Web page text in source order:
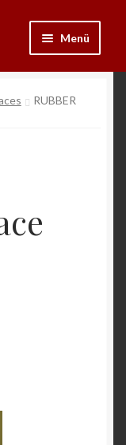
Menü
RUBBER